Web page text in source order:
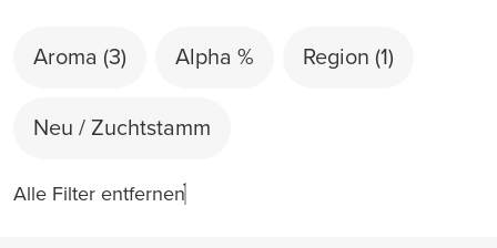
Aroma (3) Alpha % Region (1)
Neu / Zuchtstamm
Alle Filter entfernen